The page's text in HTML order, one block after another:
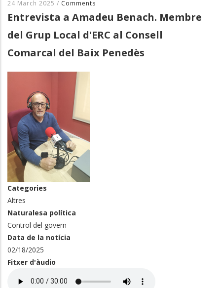
24 March 2025 / Comments
Entrevista a Amadeu Benach. Membre
del Grup Local d'ERC al Consell
Comarcal del Baix Penedès
Categories
Altres
Naturalesa política
Control del govern
Data de la notícia
02/18/2025
Fitxer d'àudio